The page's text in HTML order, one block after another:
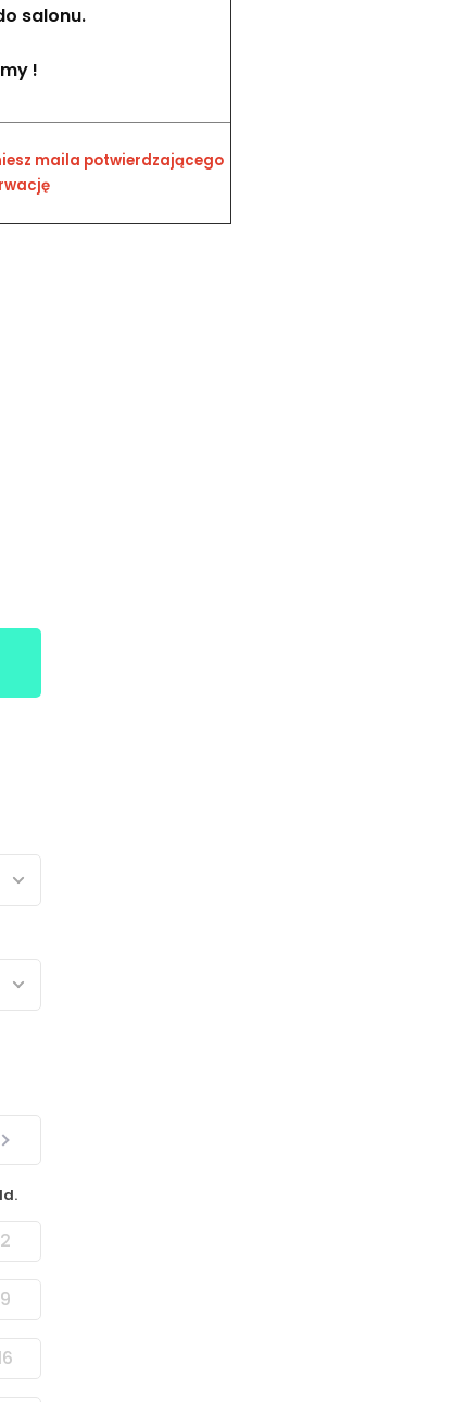
salonu.
!
maila potwierdzającego
2
9